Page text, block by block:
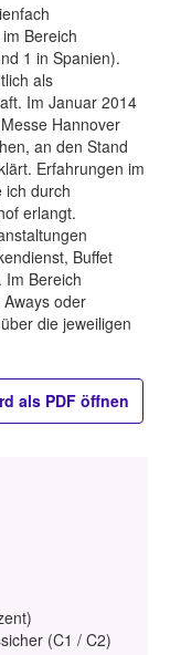
Bereich
1 in Spanien).
als
Im Januar 2014
Hannover
an den Stand
Erfahrungen im
ich durch
erlangt.
Buffet
Im Bereich
oder
die jeweiligen
als PDF öffnen
(C1 / C2)